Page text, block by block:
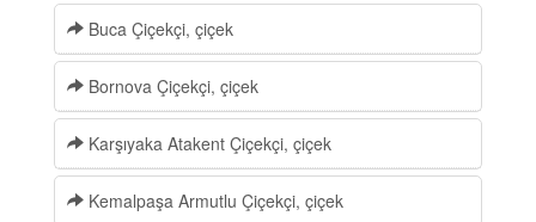
Buca Çiçekçi, çiçek
Bornova Çiçekçi, çiçek
Karşıyaka Atakent Çiçekçi, çiçek
Kemalpaşa Armutlu Çiçekçi, çiçek